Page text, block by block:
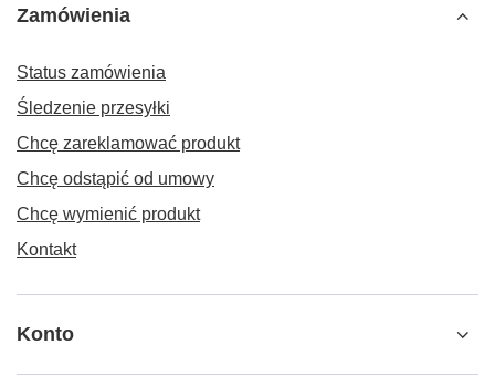
Zamówienia
Status zamówienia
Śledzenie przesyłki
Chcę zareklamować produkt
Chcę odstąpić od umowy
Chcę wymienić produkt
Kontakt
Konto